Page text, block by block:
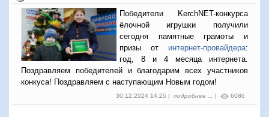
Победители KerchNET-конкурса
ёлочной игрушки получили
сегодня памятные грамоты и
призы от интернет-провайдера:
год, 8 и 4 месяца интернета.
Поздравляем победителей и благодарим всех участников
конкуса! Поздравляем с наступающим Новым годом!
30.12.2024 14:25 | подробнее ... | 6086